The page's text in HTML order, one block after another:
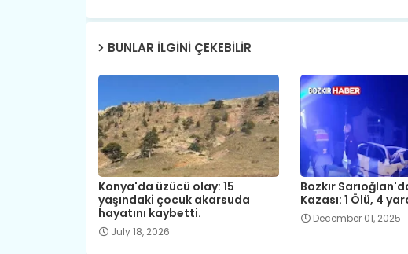
BUNLAR ILGINI ÇEKEBILIR
Konya'da üzücü olay: 15
yaşındaki çocuk akarsuda
hayatını kaybetti.
July 18, 2026
Bozkır
Kazası: 1 Ölü, 4
December 01, 2025